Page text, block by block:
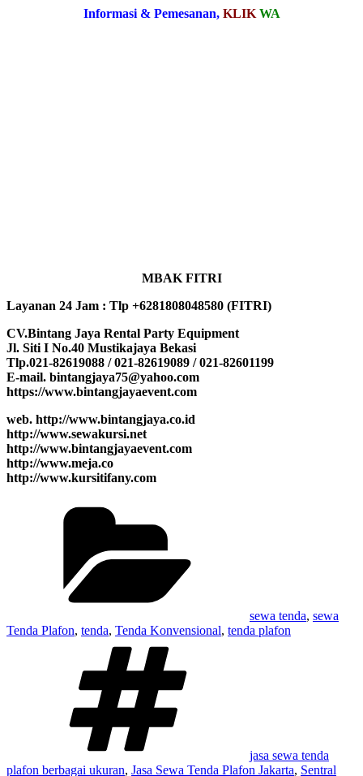
Informasi & Pemesanan, KLIK WA
MBAK FITRI
Layanan 24 Jam : Tlp +6281808048580 (FITRI)
CV.Bintang Jaya Rental Party Equipment
Jl. Siti I No.40 Mustikajaya Bekasi
Tlp.021-82619088 / 021-82619089 / 021-82601199
E-mail. bintangjaya75@yahoo.com
https://www.bintangjayaevent.com
web. http://www.bintangjaya.co.id
http://www.sewakursi.net
http://www.bintangjayaevent.com
http://www.meja.co
http://www.kursitifany.com
sewa tenda, sewa
Tenda Plafon, tenda, Tenda Konvensional, tenda plafon
jasa sewa tenda
plafon berbagai ukuran, Jasa Sewa Tenda Plafon Jakarta, Sentral